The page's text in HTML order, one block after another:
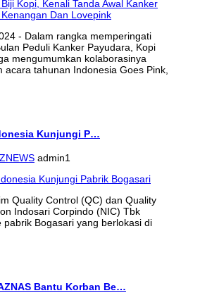
- Dalam rangka memperingati
Peduli Kanker Payudara, Kopi
mengumumkan kolaborasinya
acara tahunan Indonesia Goes Pink,
Kunjungi P…
admin1
Quality Control (QC) dan Quality
Indosari Corpindo (NIC) Tbk
pabrik Bogasari yang berlokasi di
Bantu Korban Be…